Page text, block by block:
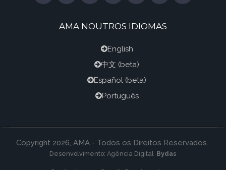
AMA NOUTROS IDIOMAS
English
中文 (beta)
Español (beta)
Português
Copyright 2026, AMA - Todos os Direitos Reservados..
Desenvolvimento: Agência Digital Bydas